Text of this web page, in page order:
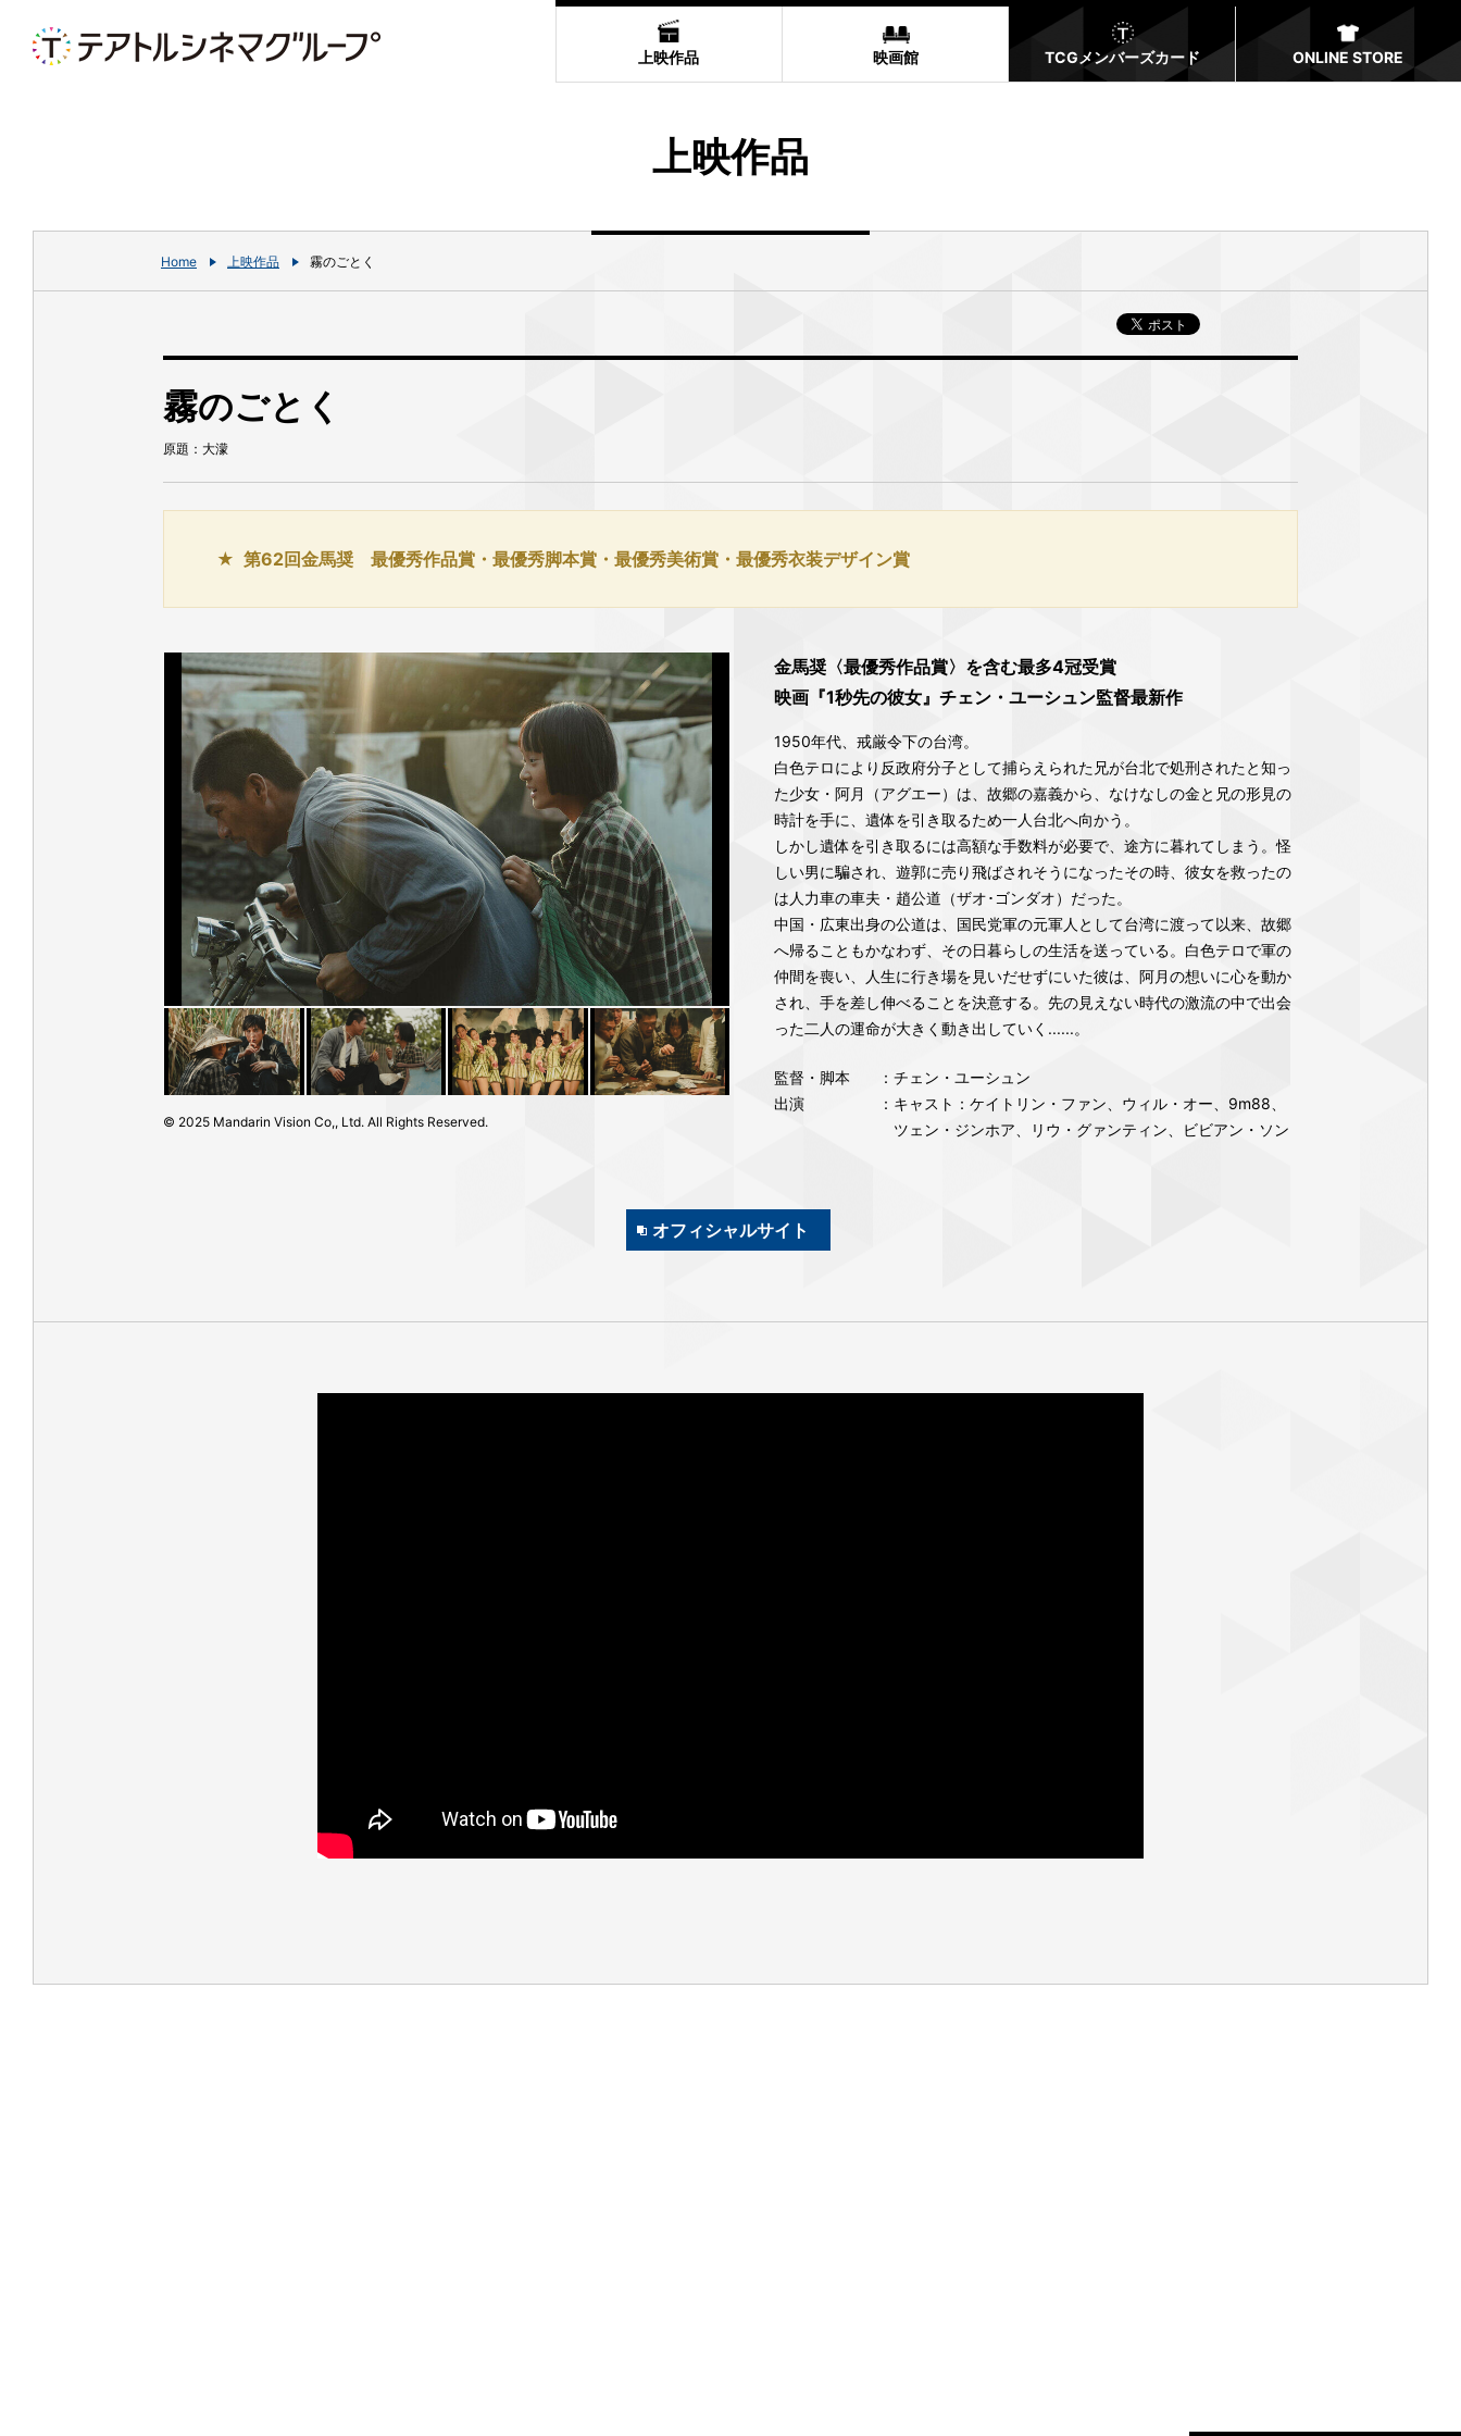
上映作品 映画館 TCGメンバーズカード ONLINE STORE
上映作品
Home 上映作品 霧のごとく
霧のごとく
原題：大濛
第62回金馬奨 最優秀作品賞・最優秀脚本賞・最優秀美術賞・最優秀衣装デザイン賞
© 2025 Mandarin Vision Co,, Ltd. All Rights Reserved.
金馬奨〈最優秀作品賞〉を含む最多4冠受賞
映画『1秒先の彼女』チェン・ユーシュン監督最新作
1950年代、戒厳令下の台湾。
白色テロにより反政府分子として捕らえられた兄が台北で処刑されたと知っ
た少女・阿月（アグエー）は、故郷の嘉義から、なけなしの金と兄の形見の
時計を手に、遺体を引き取るため一人台北へ向かう。
しかし遺体を引き取るには高額な手数料が必要で、途方に暮れてしまう。怪
しい男に騙され、遊郭に売り飛ばされそうになったその時、彼女を救ったの
は人力車の車夫・趙公道（ザオ･ゴンダオ）だった。
中国・広東出身の公道は、国民党軍の元軍人として台湾に渡って以来、故郷
へ帰ることもかなわず、その日暮らしの生活を送っている。白色テロで軍の
仲間を喪い、人生に行き場を見いだせずにいた彼は、阿月の想いに心を動か
され、手を差し伸べることを決意する。先の見えない時代の激流の中で出会
った二人の運命が大きく動き出していく......。
監督・脚本
：チェン・ユーシュン
出演
：キャスト：ケイトリン・ファン、ウィル・オー、9m88、
ツェン・ジンホア、リウ・グァンティン、ビビアン・ソン
オフィシャルサイト